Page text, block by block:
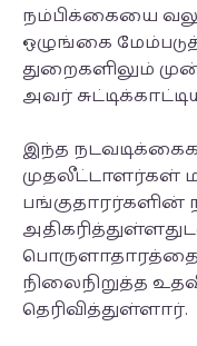
நம்பிக்கையை
ஒழுங்கை
துறைகளிலும்
அவர்
இந்த
முதலீட்டாளர்கள்
நிலைநிறுத்த
தெரிவித்துள்ளார்.